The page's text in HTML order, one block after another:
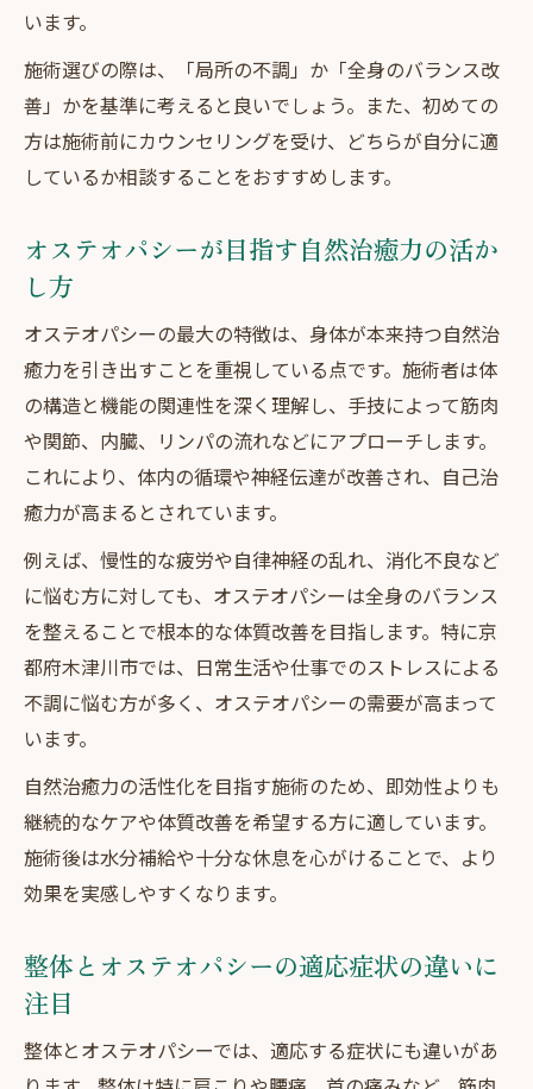
整体で期待できる即効性と持続性の違い
安心できる施術者選びのヒントを紹介
整体師選びで注意したい広告表現のポイン
ト
整体の説明や言葉遣いから誠実さを見抜く
グ活用
整体院選びで重視すべき信頼性の判断基準
整体で避けたい誇大な表現やNGワードとは
います。
施術選びの際は、「局所の不調」か「全身のバランス改
善」かを基準に考えると良いでしょう。また、初めての
方は施術前にカウンセリングを受け、どちらが自分に適
しているか相談することをおすすめします。
オステオパシーが目指す自然治癒力の活か
し方
オステオパシーの最大の特徴は、身体が本来持つ自然治
癒力を引き出すことを重視している点です。施術者は体
の構造と機能の関連性を深く理解し、手技によって筋肉
や関節、内臓、リンパの流れなどにアプローチします。
これにより、体内の循環や神経伝達が改善され、自己治
癒力が高まるとされています。
例えば、慢性的な疲労や自律神経の乱れ、消化不良など
に悩む方に対しても、オステオパシーは全身のバランス
を整えることで根本的な体質改善を目指します。特に京
都府木津川市では、日常生活や仕事でのストレスによる
不調に悩む方が多く、オステオパシーの需要が高まって
います。
自然治癒力の活性化を目指す施術のため、即効性よりも
継続的なケアや体質改善を希望する方に適しています。
施術後は水分補給や十分な休息を心がけることで、より
効果を実感しやすくなります。
整体とオステオパシーの適応症状の違いに
注目
整体とオステオパシーでは、適応する症状にも違いがあ